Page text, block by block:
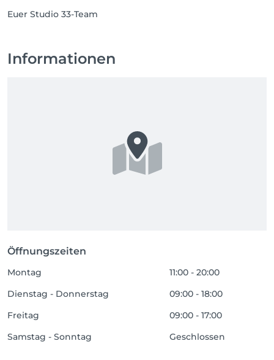
Euer Studio 33-Team
Informationen
Öffnungszeiten
Montag
11:00 - 20:00
Dienstag - Donnerstag
09:00 - 18:00
Freitag
09:00 - 17:00
Samstag - Sonntag
Geschlossen